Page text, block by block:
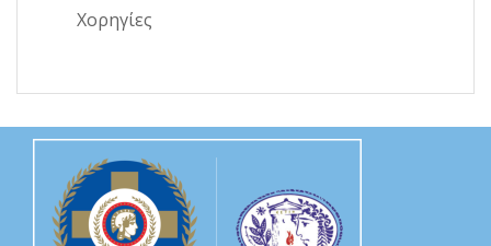
Χορηγίες